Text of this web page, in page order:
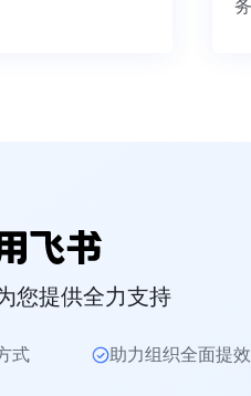
您提供全力支持
式 助力组织全面提效